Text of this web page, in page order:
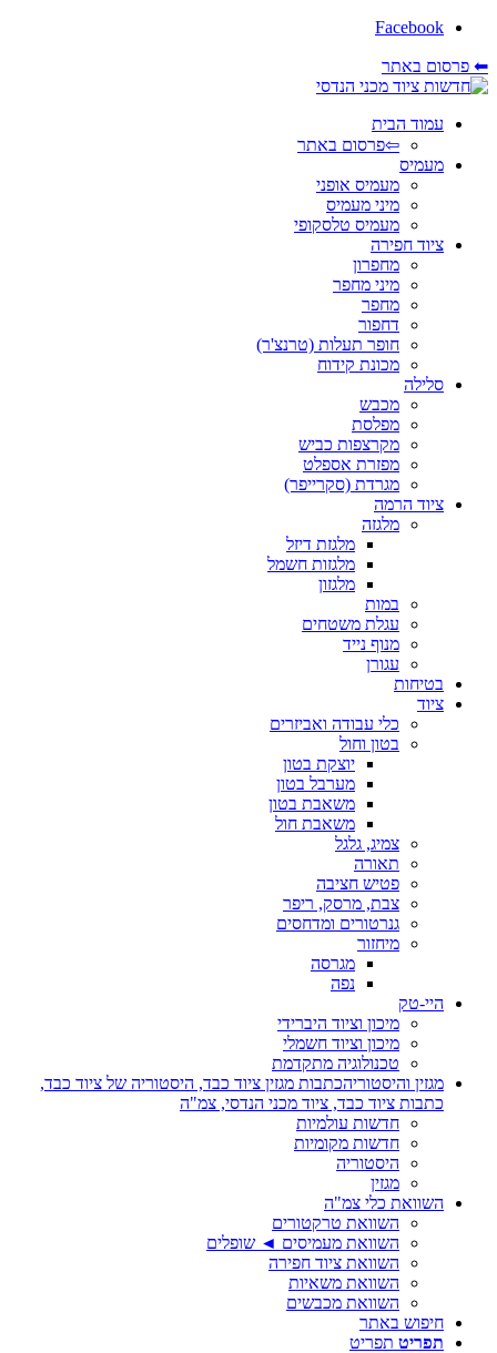
Facebook
⬅ פרסום באתר
עמוד הבית
⇦פרסום באתר
מעמיס
מעמיס אופני
מיני מעמיס
מעמיס טלסקופי
ציוד חפירה
מחפרון
מיני מחפר
מחפר
דחפור
חופר תעלות (טרנצ'ר)
מכונת קידוח
סלילה
מכבש
מפלסת
מקרצפות כביש
מפזרת אספלט
מגרדת (סקרייפר)
ציוד הרמה
מלגזה
מלגזת דיזל
מלגזות חשמל
מלגזון
במות
עגלת משטחים
מנוף נייד
עגורן
בטיחות
ציוד
כלי עבודה ואביזרים
בטון וחול
יוצקת בטון
מערבל בטון
משאבת בטון
משאבת חול
צמיג, גלגל
תאורה
פטיש חציבה
צבת, מרסק, ריפר
גנרטורים ומדחסים
מיחזור
מגרסה
נפה
היי-טק
מיכון וציוד היברידי
מיכון וציוד חשמלי
טכנולוגיה מתקדמת
מגזין והיסטוריהכתבות מגזין ציוד כבד, היסטוריה של ציוד כבד,
כתבות ציוד כבד, ציוד מכני הנדסי, צמ"ה
חדשות עולמיות
חדשות מקומיות
היסטוריה
מגזין
השוואת כלי צמ"ה
השוואת טרקטורים
השוואת מעמיסים ◄ שופלים
השוואת ציוד חפירה
השוואת משאיות
השוואת מכבשים
חיפוש באתר
תפריט תפריט